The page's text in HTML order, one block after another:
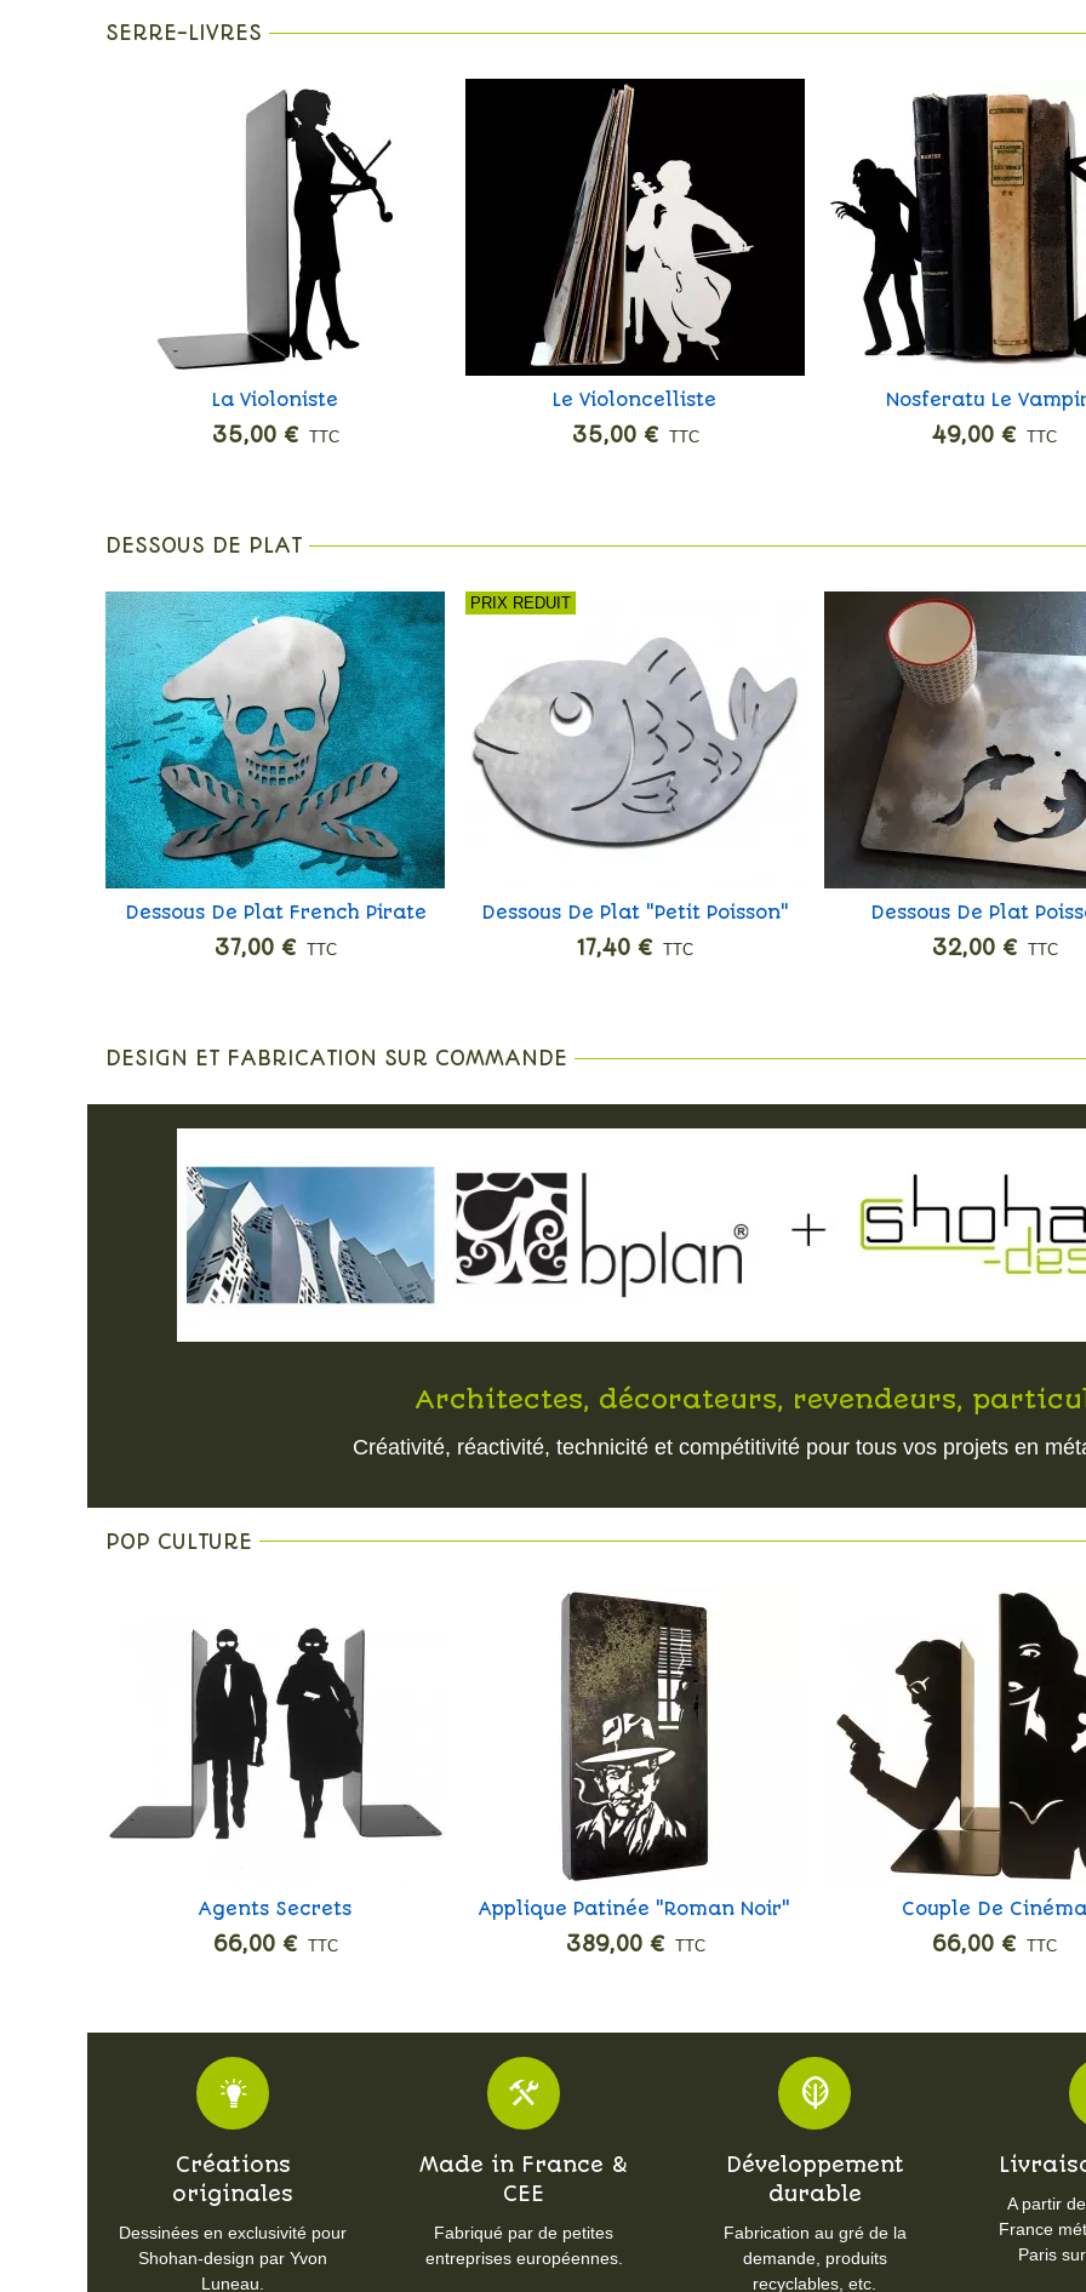
SERRE-LIVRES
AjouterLa Violoniste
35,00 € TTC
Ajouter
Le Violoncelliste
35,00 € TTC
Ajouter
Nosferatu Le
49,00 € TTC
DESSOUS DE PLAT
Ajouter
Dessous De Plat French Pirate
37,00 € TTC
PRIX REDUIT
Ajouter
Dessous De Plat "Petit Poisson"
Avec Défaut
17,40 € TTC
Ajouter
Dessous De Plat
Rouges
32,00 € TTC
DESIGN ET FABRICATION SUR COMMANDE
Architectes, décorateurs, revendeurs,
Créativité, réactivité, technicité et compétitivité pour tous vos projets en
POP CULTURE
Ajouter
Agents Secrets
66,00 € TTC
Ajouter
Applique Patinée "Roman Noir"
389,00 € TTC
Ajouter
Couple De Cinéma
66,00 € TTC
Créations
originales
Dessinées en exclusivité pour
Shohan-design par Yvon
Luneau.
Made in France &
CEE
Fabriqué par de petites
entreprises européennes.
Développement
durable
Fabrication au gré de la
demande, produits
recyclables, etc.
A partir
France
Paris